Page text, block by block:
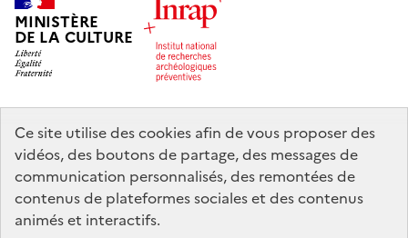
Ce site utilise des cookies afin de vous proposer des
vidéos, des boutons de partage, des messages de
communication personnalisés, des remontées de
contenus de plateformes sociales et des contenus
animés et interactifs.
MINISTÈRE
DE LA CULTURE
legifrance.gouv.fr
info.gouv.fr
service-public.gouv.fr
data.gouv.fr